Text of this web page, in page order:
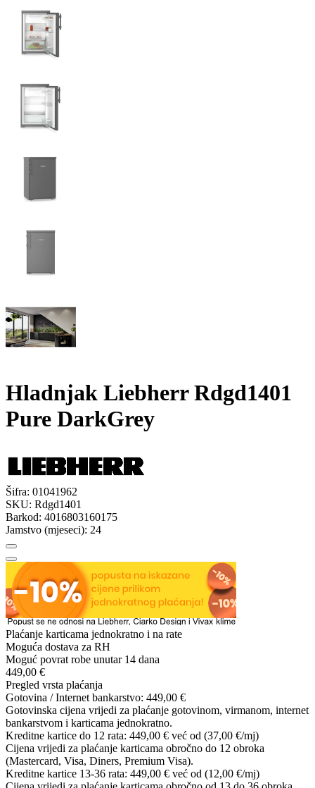
Hladnjak Liebherr Rdgd1401
Pure DarkGrey
Šifra: 01041962
SKU: Rdgd1401
Barkod: 4016803160175
Jamstvo (mjeseci): 24
Plaćanje karticama jednokratno i na rate
Moguća dostava za RH
Moguć povrat robe unutar 14 dana
449,00 €
Pregled vrsta plaćanja
Gotovina / Internet bankarstvo: 449,00 €
Gotovinska cijena vrijedi za plaćanje gotovinom, virmanom, internet
bankarstvom i karticama jednokratno.
Kreditne kartice do 12 rata: 449,00 € već od (37,00 €/mj)
Cijena vrijedi za plaćanje karticama obročno do 12 obroka
(Mastercard, Visa, Diners, Premium Visa).
Kreditne kartice 13-36 rata: 449,00 € već od (12,00 €/mj)